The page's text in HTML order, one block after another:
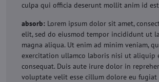
culpa qui officia deserunt mollit anim id
absorb: Lorem ipsum dolor sit amet,
elit, sed do eiusmod tempor incididunt ut
magna aliqua. Ut enim ad minim veniam,
exercitation ullamco laboris nisi ut aliquip
consequat. Duis aute irure dolor in
voluptate velit esse cillum dolore eu fugiat